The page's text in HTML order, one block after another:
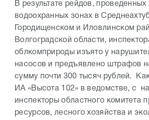
В результате рейдов, проведенных
водоохранных зонах в
Городищенском и Иловлинском
Волгоградской области,
облкомприроды изъято у
насосов и предъявлено штрафов
сумму почти 300 тысяч рублей.
ИА «Высота 102» в ведомстве, с
инспекторы областного комитета
ресурсов, лесного хозяйства и